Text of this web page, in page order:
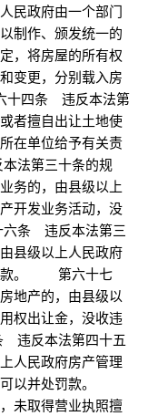
民政府由一个部门
制作、颁发统一的
，将房屋的所有权
变更，分别载入房
四条 违反本法第
者擅自出让土地使
在单位给予有关责
法第三十条的规
务的，由县级以上
开发业务活动，没
条 违反本法第三
县级以上人民政府
罚款。 第六十七
地产的，由县级以
权出让金，没收违
反本法第四十五
人民政府房产管理
可以并处罚款。
未取得营业执照擅